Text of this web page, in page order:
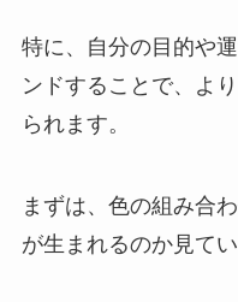
特に、自分の目的や
ンドすることで、よ
られます。
まずは、色の組み合
が生まれるのか見てい